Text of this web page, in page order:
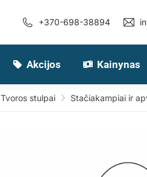
+370-698-38894
Akcijos Kainynas
Tvoros stulpai Stačiakampiai ir